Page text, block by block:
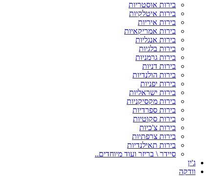
בירות אוסטריות
בירות איטלקיות
בירות איריות
בירות אמריקאיות
בירות אנגליות
בירות בלגיות
בירות גרמניות
בירות דניות
בירות הולנדיות
בירות יפניות
בירות ישראליות
בירות מקסיקניות
בירות ספרדיות
בירות סקוטיות
בירות צ'כיות
בירות צרפתיות
בירות תאילנדיות
סיידר \ בריזר ועוד מיוחדים..
ג'ין
וודקה